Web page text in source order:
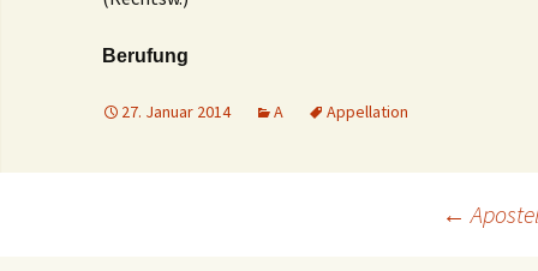
Berufung
27. Januar 2014 A Appellation
←